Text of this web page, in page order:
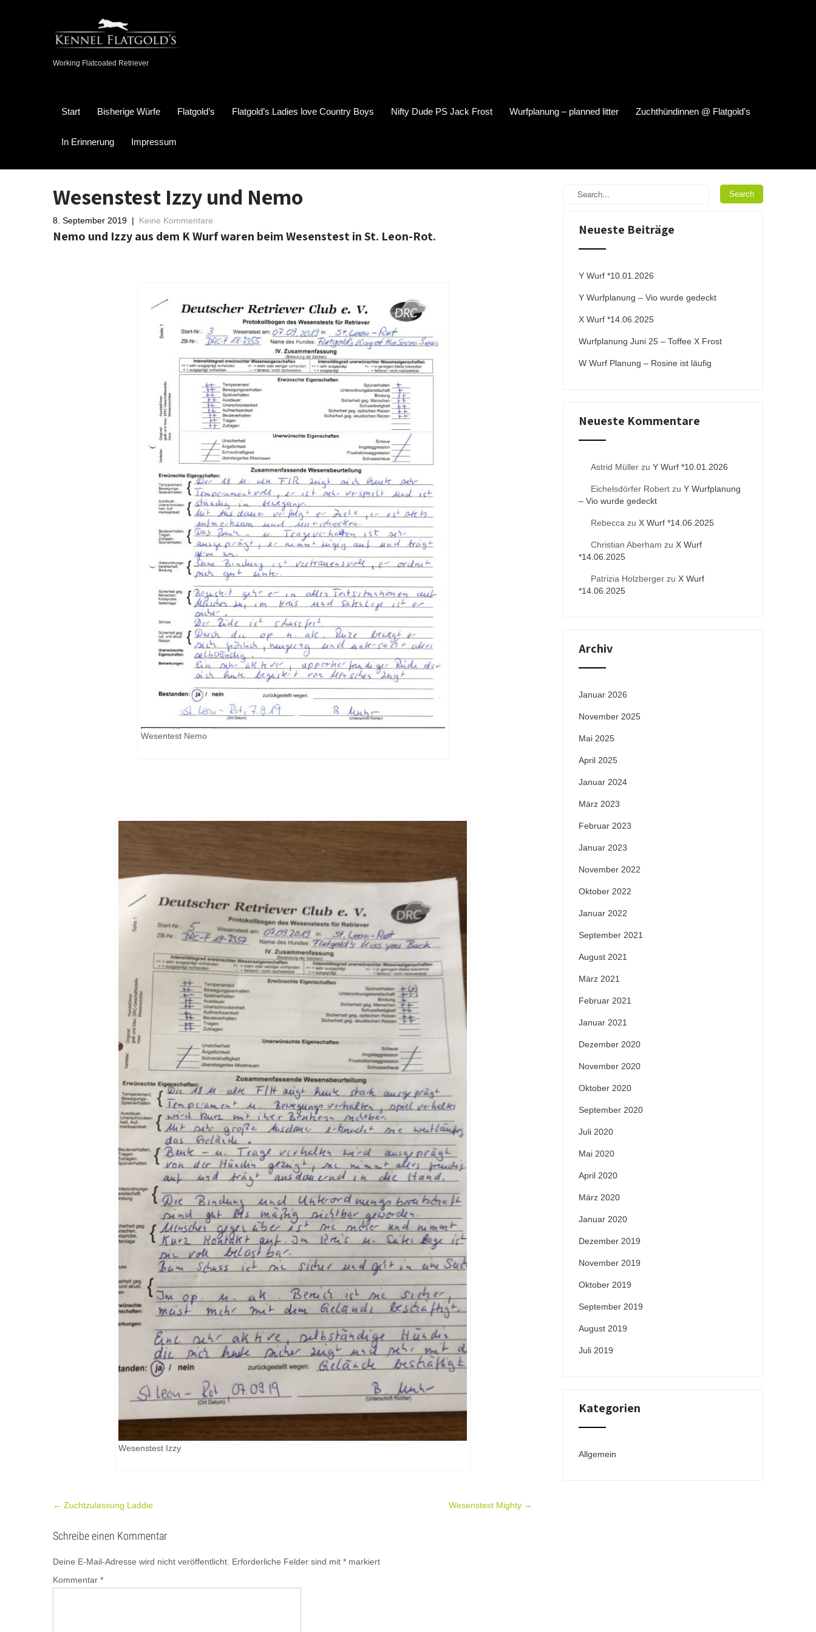
Working Flatcoated Retriever
Start Bisherige Würfe Flatgold’s Flatgold’s Ladies love Country Boys Nifty Dude PS Jack Frost Wurfplanung – planned litter Zuchthündinnen @ Flatgold’s
In Erinnerung Impressum
Wesenstest Izzy und Nemo
8. September 2019 | Keine Kommentare
Nemo und Izzy aus dem K Wurf waren beim Wesenstest in St. Leon-Rot.
Wesentest Nemo
Wesenstest Izzy
Post
← Zuchtzulassung Laddie Wesenstest Mighty →
Schreibe einen Kommentar
Deine E-Mail-Adresse wird nicht veröffentlicht. Erforderliche Felder sind mit * markiert
Kommentar *
Neueste Beiträge
Y Wurf *10.01.2026
Y Wurfplanung – Vio wurde gedeckt
X Wurf *14.06.2025
Wurfplanung Juni 25 – Toffee X Frost
W Wurf Planung – Rosine ist läufig
Neueste Kommentare
Astrid Müller zu Y Wurf *10.01.2026
Eichelsdörfer Robert zu Y Wurfplanung
– Vio wurde gedeckt
Rebecca zu X Wurf *14.06.2025
Christian Aberham zu X Wurf
*14.06.2025
Patrizia Holzberger zu X Wurf
*14.06.2025
Archiv
Januar 2026
November 2025
Mai 2025
April 2025
Januar 2024
März 2023
Februar 2023
Januar 2023
November 2022
Oktober 2022
Januar 2022
September 2021
August 2021
März 2021
Februar 2021
Januar 2021
Dezember 2020
November 2020
Oktober 2020
September 2020
Juli 2020
Mai 2020
April 2020
März 2020
Januar 2020
Dezember 2019
November 2019
Oktober 2019
September 2019
August 2019
Juli 2019
Kategorien
Allgemein